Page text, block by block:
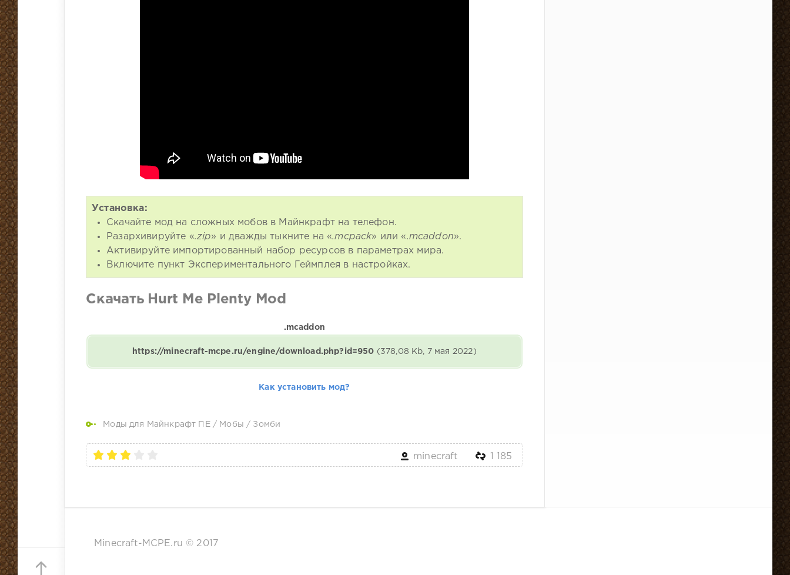
Установка:
Скачайте мод на сложных мобов в Майнкрафт на телефон.
Разархивируйте «.zip» и дважды тыкните на «.mcpack» или «.mcaddon».
Активируйте импортированный набор ресурсов в параметрах мира.
Включите пункт Экспериментального Геймплея в настройках.
Скачать Hurt Me Plenty Mod
.mcaddon
https://minecraft-mcpe.ru/engine/download.php?id=950 (378,08 Kb, 7 мая 2022)
Как установить мод?
Моды для Майнкрафт ПЕ / Мобы / Зомби
minecraft 1 185
Minecraft-MCPE.ru © 2017